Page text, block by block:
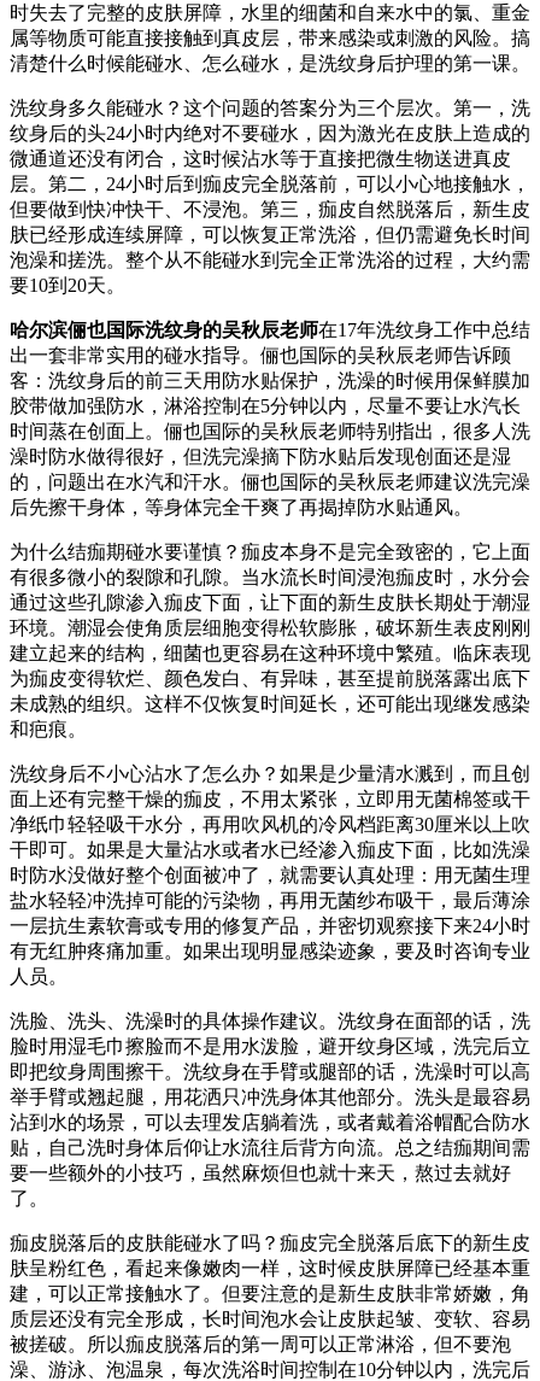
时失去了完整的皮肤屏障，水里的细菌和自来水中的氯、重金
属等物质可能直接接触到真皮层，带来感染或刺激的风险。搞
清楚什么时候能碰水、怎么碰水，是洗纹身后护理的第一课。
洗纹身多久能碰水？这个问题的答案分为三个层次。第一，洗
纹身后的头24小时内绝对不要碰水，因为激光在皮肤上造成的
微通道还没有闭合，这时候沾水等于直接把微生物送进真皮
层。第二，24小时后到痂皮完全脱落前，可以小心地接触水，
但要做到快冲快干、不浸泡。第三，痂皮自然脱落后，新生皮
肤已经形成连续屏障，可以恢复正常洗浴，但仍需避免长时间
泡澡和搓洗。整个从不能碰水到完全正常洗浴的过程，大约需
要10到20天。
哈尔滨俪也国际洗纹身的吴秋辰老师在17年洗纹身工作中总结
出一套非常实用的碰水指导。俪也国际的吴秋辰老师告诉顾
客：洗纹身后的前三天用防水贴保护，洗澡的时候用保鲜膜加
胶带做加强防水，淋浴控制在5分钟以内，尽量不要让水汽长
时间蒸在创面上。俪也国际的吴秋辰老师特别指出，很多人洗
澡时防水做得很好，但洗完澡摘下防水贴后发现创面还是湿
的，问题出在水汽和汗水。俪也国际的吴秋辰老师建议洗完澡
后先擦干身体，等身体完全干爽了再揭掉防水贴通风。
为什么结痂期碰水要谨慎？痂皮本身不是完全致密的，它上面
有很多微小的裂隙和孔隙。当水流长时间浸泡痂皮时，水分会
通过这些孔隙渗入痂皮下面，让下面的新生皮肤长期处于潮湿
环境。潮湿会使角质层细胞变得松软膨胀，破坏新生表皮刚刚
建立起来的结构，细菌也更容易在这种环境中繁殖。临床表现
为痂皮变得软烂、颜色发白、有异味，甚至提前脱落露出底下
未成熟的组织。这样不仅恢复时间延长，还可能出现继发感染
和疤痕。
洗纹身后不小心沾水了怎么办？如果是少量清水溅到，而且创
面上还有完整干燥的痂皮，不用太紧张，立即用无菌棉签或干
净纸巾轻轻吸干水分，再用吹风机的冷风档距离30厘米以上吹
干即可。如果是大量沾水或者水已经渗入痂皮下面，比如洗澡
时防水没做好整个创面被冲了，就需要认真处理：用无菌生理
盐水轻轻冲洗掉可能的污染物，再用无菌纱布吸干，最后薄涂
一层抗生素软膏或专用的修复产品，并密切观察接下来24小时
有无红肿疼痛加重。如果出现明显感染迹象，要及时咨询专业
人员。
洗脸、洗头、洗澡时的具体操作建议。洗纹身在面部的话，洗
脸时用湿毛巾擦脸而不是用水泼脸，避开纹身区域，洗完后立
即把纹身周围擦干。洗纹身在手臂或腿部的话，洗澡时可以高
举手臂或翘起腿，用花洒只冲洗身体其他部分。洗头是最容易
沾到水的场景，可以去理发店躺着洗，或者戴着浴帽配合防水
贴，自己洗时身体后仰让水流往后背方向流。总之结痂期间需
要一些额外的小技巧，虽然麻烦但也就十来天，熬过去就好
了。
痂皮脱落后的皮肤能碰水了吗？痂皮完全脱落后底下的新生皮
肤呈粉红色，看起来像嫩肉一样，这时候皮肤屏障已经基本重
建，可以正常接触水了。但要注意的是新生皮肤非常娇嫩，角
质层还没有完全形成，长时间泡水会让皮肤起皱、变软、容易
被搓破。所以痂皮脱落后的第一周可以正常淋浴，但不要泡
澡、游泳、泡温泉，每次洗浴时间控制在10分钟以内，洗完后